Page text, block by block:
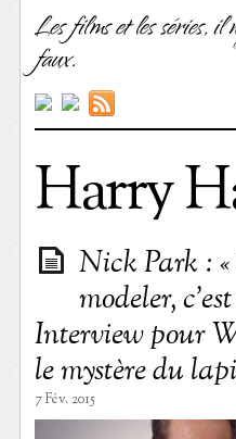
Les films et les séries,
faux.
Harry
Nick Park :
modeler,
Interview pour
le mystère du
7 Fév. 2015